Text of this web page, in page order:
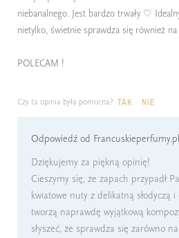
niebanalnego. Jest bardzo trwały ♡
nietylko, świetnie sprawdza się również na
POLECAM !
Czy ta opinia była pomocna? TAK NIE
Odpowiedź od
Dziękujemy za piękną opinię!
Cieszymy się, że zapach przypadł
kwiatowe nuty z delikatną słodyczą
tworzą naprawdę wyjątkową
słyszeć, że sprawdza się zarówno